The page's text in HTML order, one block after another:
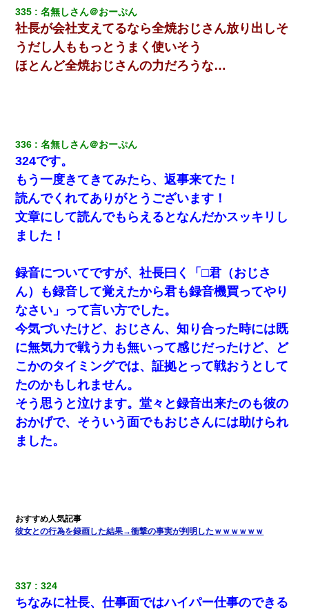
335 名無しさん＠おーぷん
社長が会社支えてるなら全焼おじさん放り出しそ
うだし人ももっとうまく使いそう
ほとんど全焼おじさんの力だろうな…
336 名無しさん＠おーぷん
324です。
もう一度きてきてみたら、返事来てた！
読んでくれてありがとうございます！
文章にして読んでもらえるとなんだかスッキリし
ました！
録音についてですが、社長曰く「□君（おじさ
ん）も録音して覚えたから君も録音機買ってやり
なさい」って言い方でした。
今気づいたけど、おじさん、知り合った時には既
に無気力で戦う力も無いって感じだったけど、ど
こかのタイミングでは、証拠とって戦おうとして
たのかもしれません。
そう思うと泣けます。堂々と録音出来たのも彼の
おかげで、そういう面でもおじさんには助けられ
ました。
彼女との行為を録画した結果→衝撃の事実が判明したｗｗｗｗｗｗ
337 324
ちなみに社長、仕事面ではハイパー仕事のできる